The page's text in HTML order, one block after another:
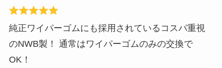
純正ワイパーゴムにも採用されているコスパ重視
のNWB製！ 通常はワイパーゴムのみの交換で
OK！